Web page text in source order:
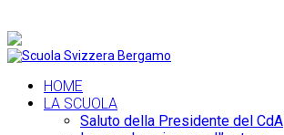
HOME
LA SCUOLA
Saluto della Presidente del CdA